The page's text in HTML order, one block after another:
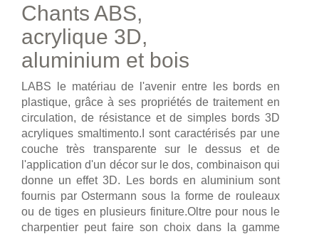
Chants ABS,
acrylique 3D,
aluminium et bois
LABS le matériau de l'avenir entre les bords en
plastique, grâce à ses propriétés de traitement en
circulation, de résistance et de simples bords 3D
acryliques smaltimento.I sont caractérisés par une
couche très transparente sur le dessus et de
l'application d'un décor sur le dos, combinaison qui
donne un effet 3D. Les bords en aluminium sont
fournis par Ostermann sous la forme de rouleaux
ou de tiges en plusieurs finiture.Oltre pour nous le
charpentier peut faire son choix dans la gamme